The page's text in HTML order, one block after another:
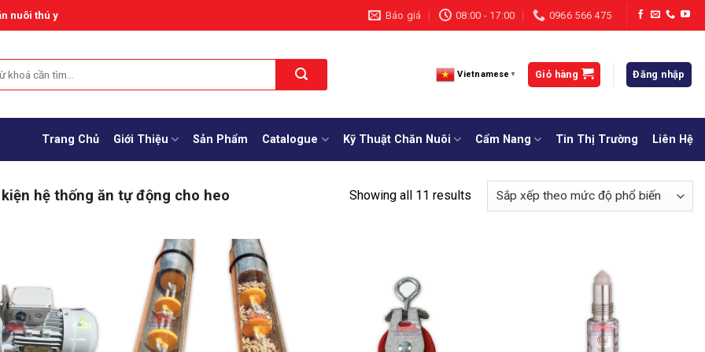
nuôi thú y Báo giá 08:00 - 17:00 0966 566 475
Vietnamese ▼ Giỏ hàng Đăng nhập
Trang Chủ Giới Thiệu Sản Phẩm Catalogue Kỹ Thuật Chăn Nuôi Cẩm Nang Tin Thị Trường Liên Hệ
hệ thống ăn tự động cho heo Showing all 11 results